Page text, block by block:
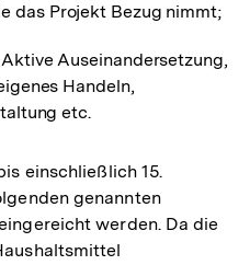
das Projekt Bezug nimmt;
Auseinandersetzung,
Handeln,
etc.
einschließlich 15.
genannten
werden. Da die